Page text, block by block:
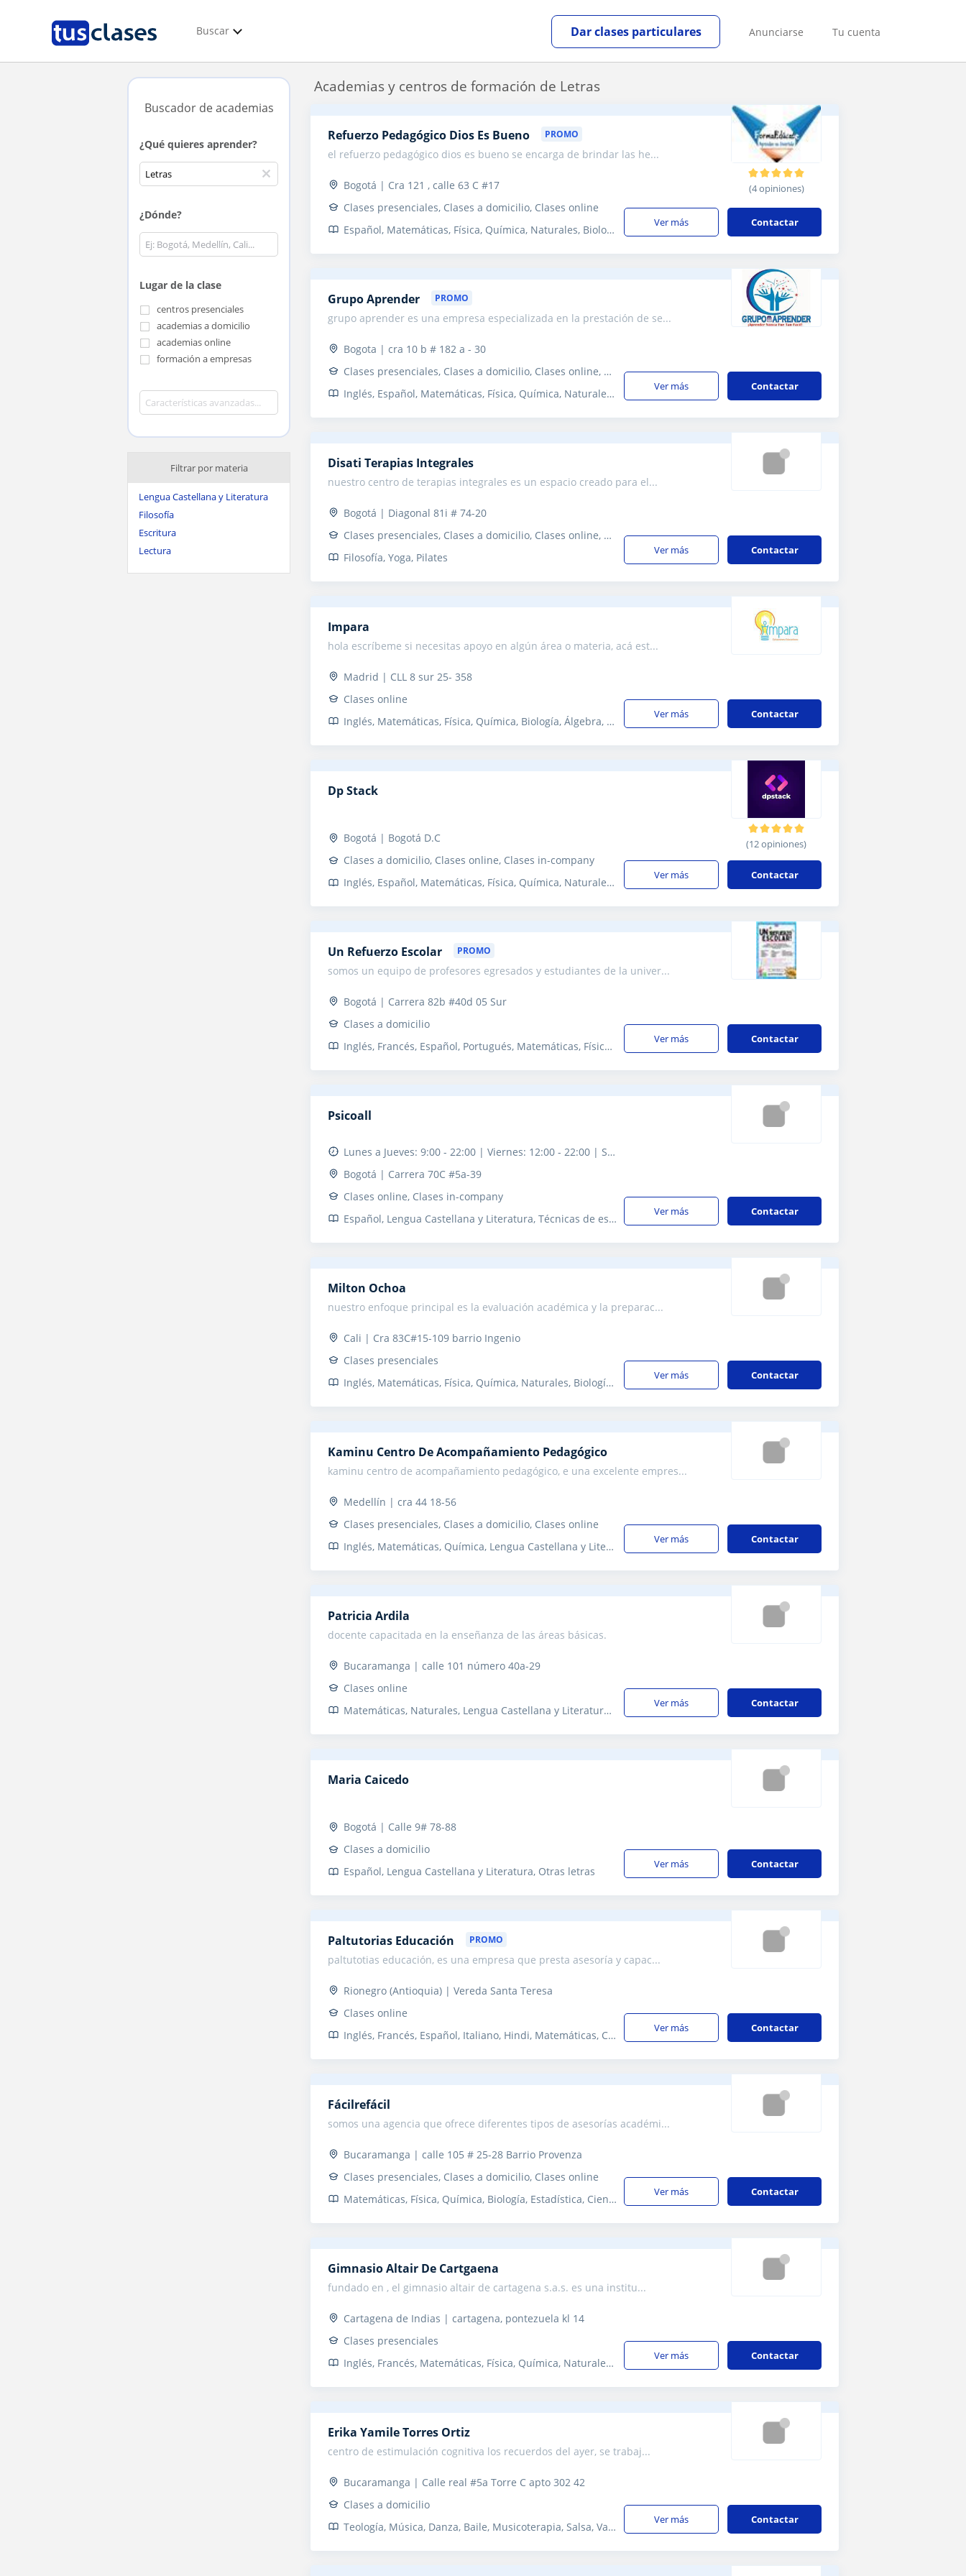
Buscar Anunciarse Tu cuenta
Dar clases particulares
Academias y centros de formación de Letras
(4 opiniones)
Refuerzo Pedagógico Dios Es Bueno PROMO
el refuerzo pedagógico dios es bueno se encarga de brindar las he...
Bogotá | Cra 121 , calle 63 C #17
Clases presenciales, Clases a domicilio, Clases online
Español, Matemáticas, Física, Química, Naturales, Biología, Álgebra, Escritura, Oratoria y comunicación, Lectura, Tecnología, Primaria y Secundaria, Secundaria, Todos los cursos, Primaria, Educación, Psicologia, Pedagogía
ver más Contactar
Grupo Aprender PROMO
grupo aprender es una empresa especializada en la prestación de se...
Bogota | cra 10 b # 182 a - 30
Clases presenciales, Clases a domicilio, Clases online, Clases in-company
Inglés, Español, Matemáticas, Física, Química, Naturales, Biología, Estadística, Ciencias General, Probabilidad y Estadística, Ingenieria, Dibujo técnico, Otras ciencias, En General, Álgebra, Bioquímica, Ciencias Ambientales, Sociales, Lengua Castellana y Literatura, Escritura, Lectura, Arquitectura, Autocad, Revit, Photoshop, Refuerzo, Primaria y Secundaria, Secundaria, Todos los cursos, Primaria, Universidad, Ciclos Formativos, Administración, Educación, Geografía, Contabilidad, Administración de empresas, Matemáticas y Dirección financiera
ver más Contactar
Disati Terapias Integrales
nuestro centro de terapias integrales es un espacio creado para el...
Bogotá | Diagonal 81i # 74-20
Clases presenciales, Clases a domicilio, Clases online, Clases in-company
Filosofía, Yoga, Pilates
ver más Contactar
Impara
hola escríbeme si necesitas apoyo en algún área o materia, acá est...
Madrid | CLL 8 sur 25- 358
Clases online
Inglés, Matemáticas, Física, Química, Biología, Álgebra, Filosofía, Primaria y Secundaria, Todos los cursos, Primaria, Coaching, Orientación Profesional
ver más Contactar
(12 opiniones)
Dp Stack
Bogotá | Bogotá D.C
Clases a domicilio, Clases online, Clases in-company
Inglés, Español, Matemáticas, Física, Química, Naturales, Estadística, Ciencias General, Probabilidad y Estadística, Ingenieria, Álgebra, Historia, Filosofía, Oratoria y comunicación, Lectura, Tecnología, Programación, Informática, Ofimática, Mecanografía, Diseño Web, Desarrollo de Videojuegos, Inteligencia artificial, TOEFL, B1 PET, Saber 11, Saber TyT, Saber Pro, Refuerzo, Primaria y Secundaria, Secundaria, Todos los cursos, Primaria, Universidad, Ciclos Formativos, Juegos de mesa, Maquillaje y estética, Peluquería, Educación, Psicologia, Técnicas de estudio, Pedagogía
ver más Contactar
Un Refuerzo Escolar PROMO
somos un equipo de profesores egresados y estudiantes de la univer...
Bogotá | Carrera 82b #40d 05 Sur
Clases a domicilio
Inglés, Francés, Español, Portugués, Matemáticas, Física, Química, Biología, Estadística, Ciencias General, Geología, Álgebra, Bioquímica, Agronomía, Ciencias Ambientales, Filosofía, Yoga, Ajedrez, Pruebas de acceso, Saber Pro, Refuerzo, Primaria, Costura, Jardinería, Manualidades, Tarot, Educación canina, Economía
ver más Contactar
Psicoall
Lunes a Jueves: 9:00 - 22:00 | Viernes: 12:00 - 22:00 | Sábado: 9:00 - 15:00
Bogotá | Carrera 70C #5a-39
Clases online, Clases in-company
Español, Lengua Castellana y Literatura, Técnicas de estudio, Problemas de aprendizaje, TDAH Trastorno por déficit de atención, Coaching, Orientación Profesional
ver más Contactar
Milton Ochoa
nuestro enfoque principal es la evaluación académica y la preparac...
Cali | Cra 83C#15-109 barrio Ingenio
Clases presenciales
Inglés, Matemáticas, Física, Química, Naturales, Biología, Álgebra, Bioquímica, Sociales, Lengua Castellana y Literatura
ver más Contactar
Kaminu Centro De Acompañamiento Pedagógico
kaminu centro de acompañamiento pedagógico, e una excelente empres...
Medellín | cra 44 18-56
Clases presenciales, Clases a domicilio, Clases online
Inglés, Matemáticas, Química, Lengua Castellana y Literatura, Refuerzo, Primaria
ver más Contactar
Patricia Ardila
docente capacitada en la enseñanza de las áreas básicas.
Bucaramanga | calle 101 número 40a-29
Clases online
Matemáticas, Naturales, Lengua Castellana y Literatura, Escritura, Oratoria y comunicación
ver más Contactar
Maria Caicedo
Bogotá | Calle 9# 78-88
Clases a domicilio
Español, Lengua Castellana y Literatura, Otras letras
ver más Contactar
Paltutorias Educación PROMO
paltutotias educación, es una empresa que presta asesoría y capac...
Rionegro (Antioquia) | Vereda Santa Teresa
Clases online
Inglés, Francés, Español, Italiano, Hindi, Matemáticas, Ciencias General, Filosofía, Lengua Castellana y Literatura, IELTS, TOEFL, FCE First Certificate in English, DELE, SAT, Refuerzo, Primaria, Turismo y Hostelería, Técnicas de estudio, Problemas de aprendizaje, Audición y Lenguaje, TDAH Trastorno por déficit de atención
ver más Contactar
Fácilrefácil
somos una agencia que ofrece diferentes tipos de asesorías académi...
Bucaramanga | calle 105 # 25-28 Barrio Provenza
Clases presenciales, Clases a domicilio, Clases online
Matemáticas, Física, Química, Biología, Estadística, Ciencias General, Probabilidad y Estadística, Ingenieria, Álgebra, Historia, Lengua Castellana y Literatura
ver más Contactar
Gimnasio Altair De Cartgaena
fundado en , el gimnasio altair de cartagena s.a.s. es una institu...
Cartagena de Indias | cartagena, pontezuela kl 14
Clases presenciales
Inglés, Francés, Matemáticas, Física, Química, Naturales, Biología, Estadística, Ciencias General, En General, Álgebra, Bioquímica, Sociales, Historia, Lengua Castellana y Literatura, Escritura, Lectura, Tecnología, Programación, Informática, Música, Baile, Pintura, Futbol, Baloncesto, Saber 11, Primaria y Secundaria, Ciencias políticas, Sociología, Psicologia
ver más Contactar
Erika Yamile Torres Ortiz
centro de estimulación cognitiva los recuerdos del ayer, se trabaj...
Bucaramanga | Calle real #5a Torre C apto 302 42
Clases a domicilio
Teología, Música, Danza, Baile, Musicoterapia, Salsa, Vallenato, Pintura, Modelado, Pintura al óleo, Ping Pong, Pilates, Refuerzo, Primaria, Costura, Jardinería, Manualidades, Otros Ocio, Técnicas de estudio, Problemas de aprendizaje, TDAH Trastorno por déficit de atención, Pedagogía
ver más Contactar
Buscador de academias
¿Qué quieres aprender?
¿Dónde?
Lugar de la clase
centros presenciales
academias a domicilio
academias online
formación a empresas
Filtrar por materia
Lengua Castellana y Literatura
Filosofía
Escritura
Lectura